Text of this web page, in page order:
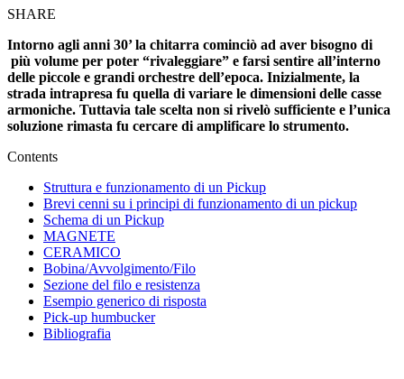
SHARE
Intorno agli anni 30’ la chitarra cominciò ad aver bisogno di
più volume per poter “rivaleggiare” e farsi sentire all’interno
delle piccole e grandi orchestre dell’epoca. Inizialmente, la
strada intrapresa fu quella di variare le dimensioni delle casse
armoniche. Tuttavia tale scelta non si rivelò sufficiente e l’unica
soluzione rimasta fu cercare di amplificare lo strumento.
Contents
Struttura e funzionamento di un Pickup
Brevi cenni su i principi di funzionamento di un pickup
Schema di un Pickup
MAGNETE
CERAMICO
Bobina/Avvolgimento/Filo
Sezione del filo e resistenza
Esempio generico di risposta
Pick-up humbucker
Bibliografia